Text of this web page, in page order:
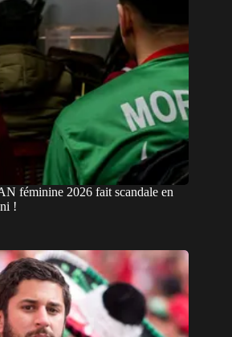
féminine 2026 fait scandale en
!